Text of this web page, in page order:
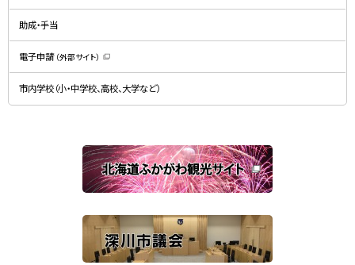
で
す
ン
で
す
）
助成・手当
電子申請 （外部サイト）
新
規
ウ
ン
開
き
ま
す
）
市内学校（小・中学校、高校、大学など）